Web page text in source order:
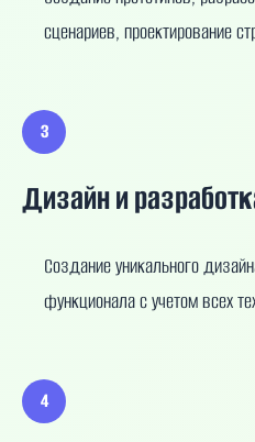
сценариев, проектирование
3
Дизайн и
Создание уникального
функционала с учетом всех
4